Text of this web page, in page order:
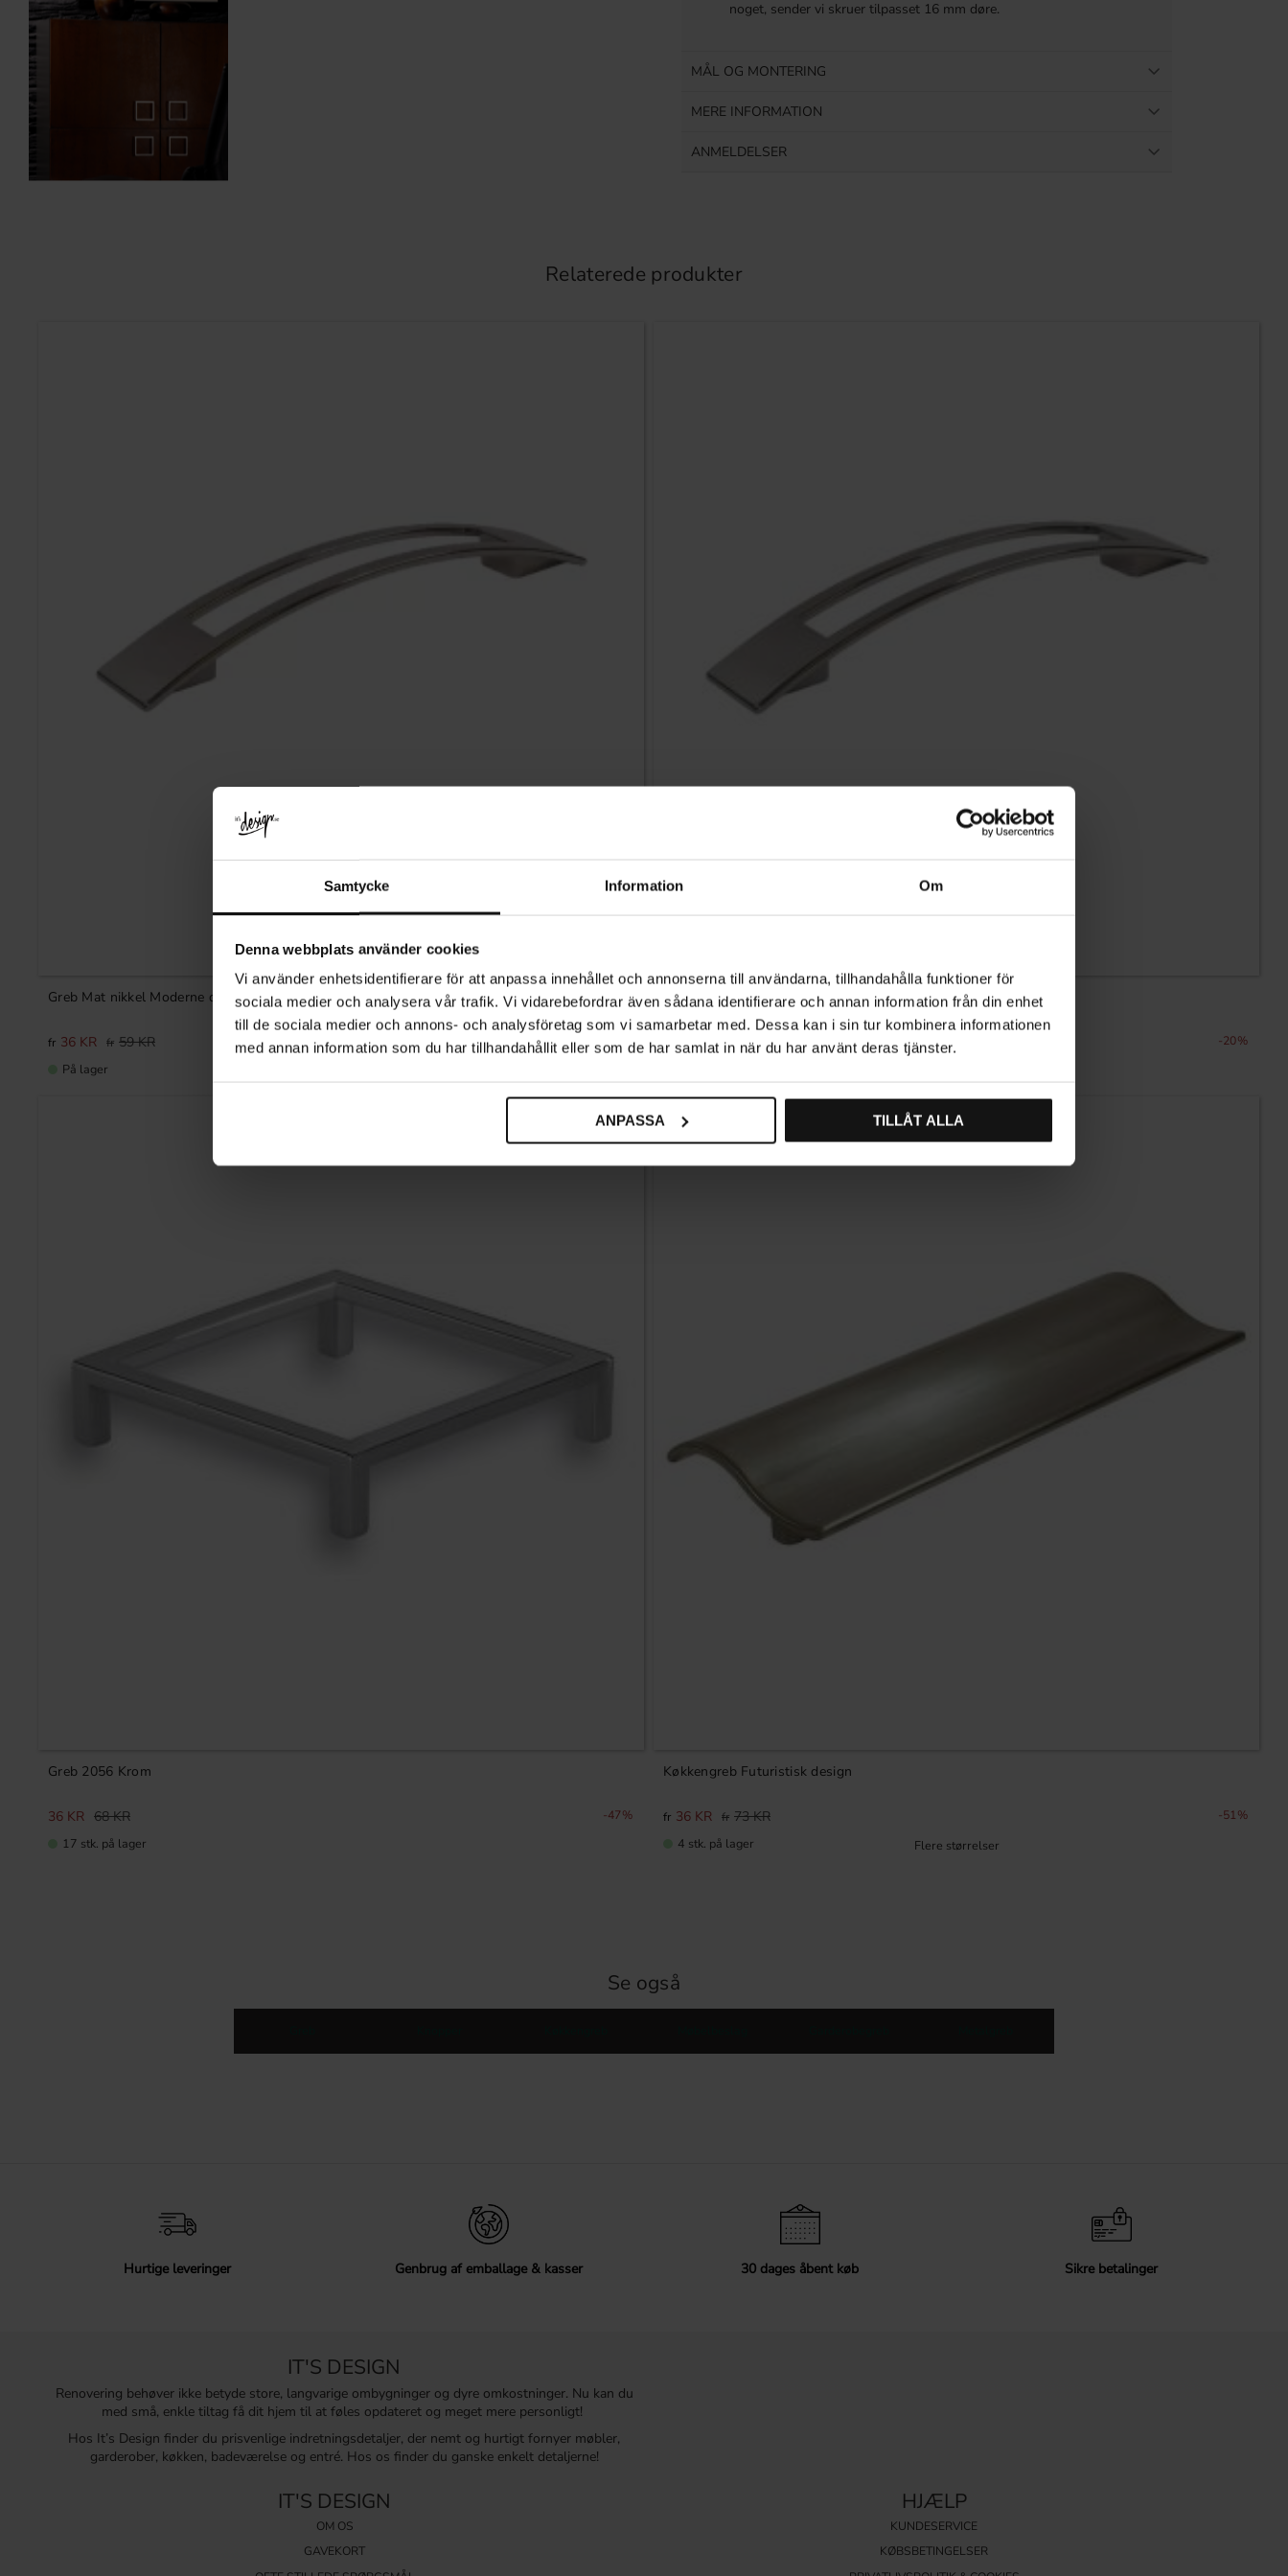
Samtycke Information Om
Denna webbplats använder cookies
Vi använder enhetsidentifierare för att anpassa innehållet och annonserna till användarna, tillhandahålla funktioner för
sociala medier och analysera vår trafik. Vi vidarebefordrar även sådana identifierare och annan information från din enhet
till de sociala medier och annons- och analysföretag som vi samarbetar med. Dessa kan i sin tur kombinera informationen
med annan information som du har tillhandahållit eller som de har samlat in när du har använt deras tjänster.
ANPASSA TILLÅT ALLA
noget, sender vi skruer tilpasset 16 mm døre.
MÅL OG MONTERING
MERE INFORMATION
ANMELDELSER
Relaterede produkter
Greb Mat nikkel Moderne design
36 KR 59KR
På lager
Greb 2113 i krom
59KR 74KR 20%
Greb 2056 Krom
36 KR 68KR 47%
17 stk. på lager
Køkkengreb Futuristisk design
36 KR 73KR 51%
4 stk. på lager
Se også
Hurtige leveringer Genbrug af emballage & kasser 30 dages åbent køb Sikre betalinger
IT'S DESIGN
Renovering behøver ikke betyde store, langvarige ombygninger og dyre omkostninger. Nu kan du
med små, enkle tiltag få dit hjem til at føles opdateret og meget mere personligt!
Hos It’s Design finder du prisvenlige indretningsdetaljer, der nemt og hurtigt fornyer møbler,
garderober, køkken, badeværelse og entré. Hos os finder du ganske enkelt detaljerne!
IT'S DESIGN
OM OS
GAVEKORT
HJÆLP
KUNDESERVICE
KØBSBETINGELSER